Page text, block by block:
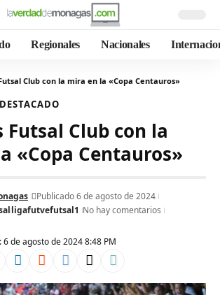
Regionales Nacionales
Club con la mira en la «Copa Centauros»
DESTACADO
Futsal Club con la
«Copa Centauros»
de agosto de 2024 8:48 PM
Publicado 6 de agosto de 2024
ligafutvefutsal1 No hay comentarios